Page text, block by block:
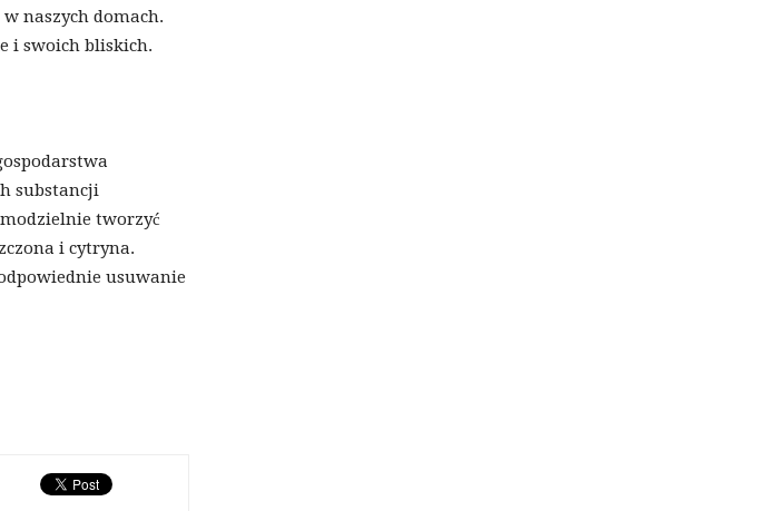
naszych domach.
i swoich bliskich.
substancji
tworzyć
i cytryna.
usuwanie